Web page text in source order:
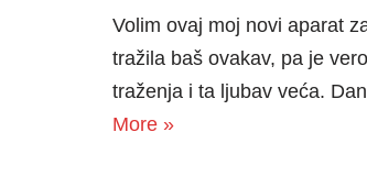
Volim ovaj moj novi aparat
tražila baš ovakav, pa je
traženja i ta ljubav veća.
More »